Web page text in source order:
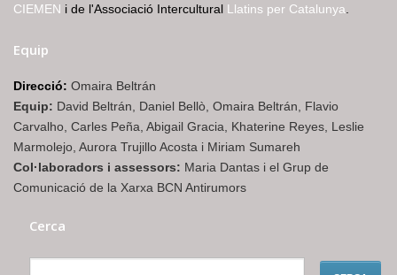
CIEMEN i de l'Associació Intercultural Llatins per Catalunya
Equip
Direcció: Omaira Beltrán
Equip: David Beltrán, Daniel Bellò, Omaira Beltrán, Flavio
Carvalho, Carles Peña, Abigail Gracia, Khaterine Reyes, Leslie
Marmolejo, Aurora Trujillo Acosta i Miriam Sumareh
Col·laboradors i assessors: Maria Dantas i el Grup de
Comunicació de la Xarxa BCN Antirumors
Cerca